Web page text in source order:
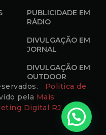
PUBLICIDADE EM
RÁDIO
DIVULGAÇÃO EM
JORNAL
DIVULGAÇÃO EM
OUTDOOR
Politica de
pela Mais
Digital RJ.